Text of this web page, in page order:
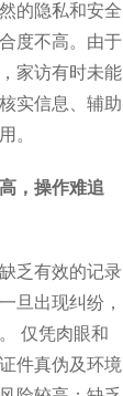
的隐私和安全
度不高。由于
家访有时未能
实信息、辅助
。
，操作难追
乏有效的记录
旦出现纠纷，
仅凭肉眼和
件真伪及环境